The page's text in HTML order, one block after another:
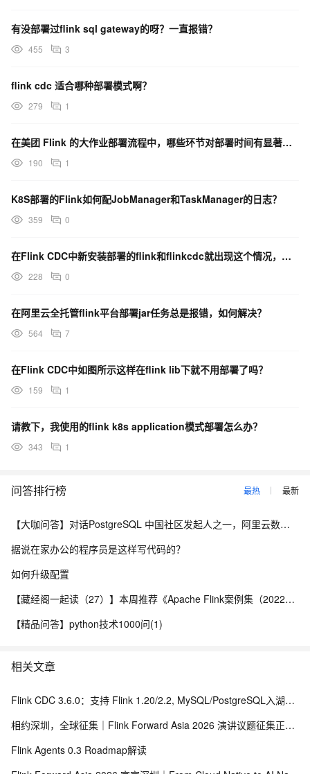
有没部署过flink sql gateway的呀？一直报错？
455 3
flink cdc 适合哪种部署模式啊？
279 1
在美团 Flink 的大作业部署流程中，哪些环节对部署时间有显著影响？
190 1
K8S部署的Flink如何配JobManager和TaskManager的日志？
359 0
在Flink CDC中新安装部署的flink和flinkcdc就出现这个情况，如何解决？
228 0
在阿里云全托管flink平台部署jar任务总是报错，如何解决？
564 7
在Flink CDC中如图所示这样在flink lib下就不用部署了吗？
159 1
请教下，我使用的flink k8s application模式部署怎么办？
343 1
问答排行榜 最热 最新
【大咖问答】对话PostgreSQL 中国社区发起人之一，阿里云数据库高级专家 德哥
据说在家办公的程序员是这样写代码的？
如何升级配置
【藏经阁一起读（27）】本周推荐《Apache Flink案例集（2022版）》，你有哪些心得？
【精品问答】python技术1000问(1)
相关文章
Flink CDC 3.6.0：支持 Flink 1.20/2.2, MySQL/PostgreSQL入湖入流支持Schema Evolution
相约深圳，全球征集｜Flink Forward Asia 2026 演讲议题征集正式启动
Flink Agents 0.3 Roadmap解读